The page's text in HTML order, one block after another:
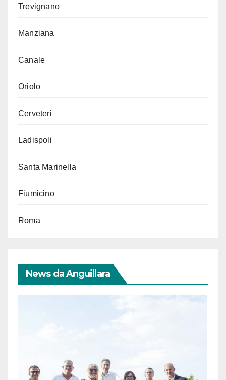
Trevignano
Manziana
Canale
Oriolo
Cerveteri
Ladispoli
Santa Marinella
Fiumicino
Roma
News da Anguillara